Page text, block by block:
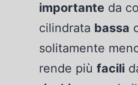
importante da
cilindrata bassa
solitamente
rende più facili